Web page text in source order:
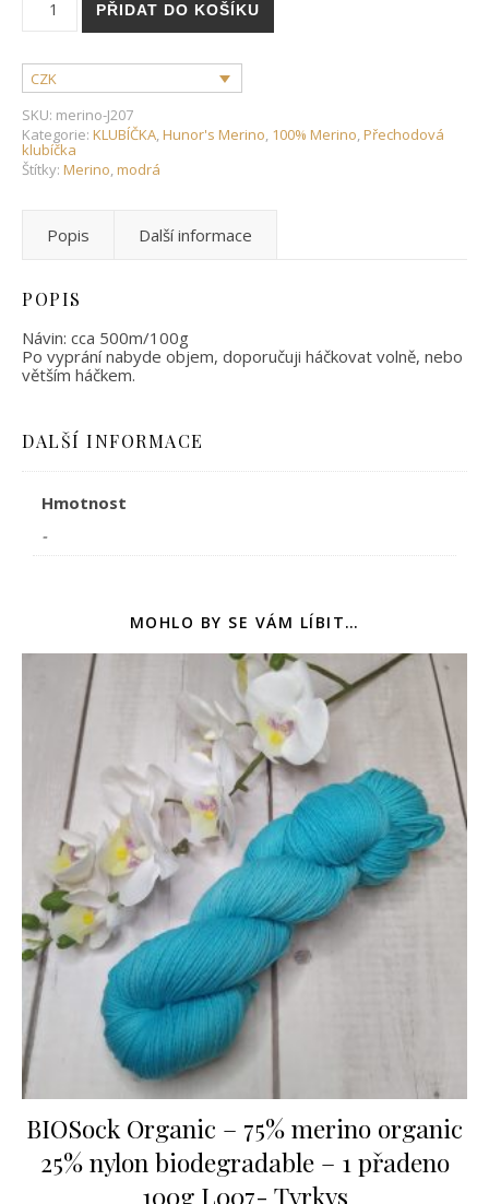
PŘIDAT DO KOŠÍKU
CZK
SKU: merino-J207
Kategorie: KLUBÍČKA,Hunor's Merino, 100% Merino,Přechodová
klubíčka
Štítky: Merino,modrá
Popis Další informace
POPIS
Návin: cca 500m/100g
Po vyprání nabyde objem, doporučuji háčkovat volně, nebo
větším háčkem.
DALŠÍ INFORMACE
Hmotnost
-
MOHLO BY SE VÁM LÍBIT…
BIOSock Organic – 75% merino organic
25% nylon biodegradable – 1 přadeno
100g L007- Tyrkys